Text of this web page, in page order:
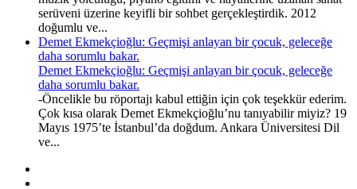
serüveni üzerine keyifli bir sohbet gerçekleştirdik. 2012
doğumlu ve...
Demet Ekmekçioğlu: Geçmişi anlayan bir çocuk, geleceğe
daha sorumlu bakar.
Demet Ekmekçioğlu: Geçmişi anlayan bir çocuk, geleceğe
daha sorumlu bakar.
-Öncelikle bu röportajı kabul ettiğin için çok teşekkür ederim.
Çok kısa olarak Demet Ekmekçioğlu’nu tanıyabilir miyiz? 19
Mayıs 1975’te İstanbul’da doğdum. Ankara Üniversitesi Dil
ve...